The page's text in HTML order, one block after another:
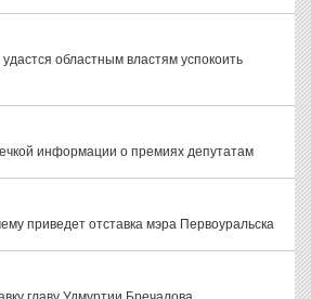
областным властям успокоить
информации о премиях депутатам
приведет отставка мэра Первоуральска